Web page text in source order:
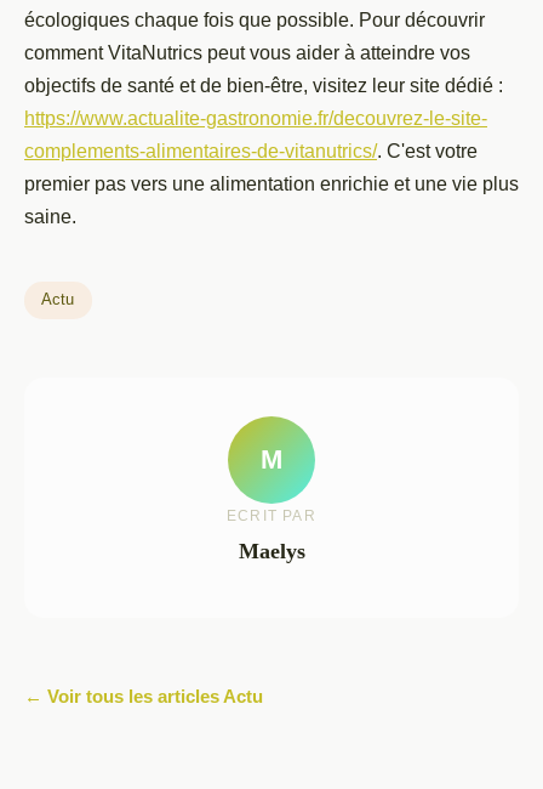
écologiques chaque fois que possible. Pour découvrir
comment VitaNutrics peut vous aider à atteindre vos
objectifs de santé et de bien-être, visitez leur site dédié :
https://www.actualite-gastronomie.fr/decouvrez-le-site-
complements-alimentaires-de-vitanutrics/. C'est votre
premier pas vers une alimentation enrichie et une vie plus
saine.
Actu
M
ECRIT PAR
Maelys
← Voir tous les articles Actu